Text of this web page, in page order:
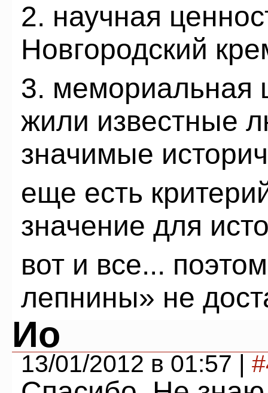
2. научная
Новгородский
3. мемориальная
жили известные
значимые
еще есть
значение для
вот и все...
лепнины» не
Ио
13/01/2012 в 01:57 |